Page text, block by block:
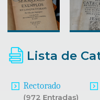
Lista de
Rectorado
(972 Entradas)